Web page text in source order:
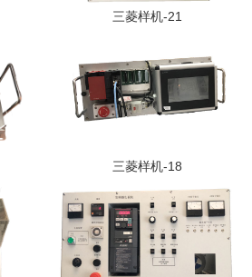
三菱样机-21
三菱样机-18